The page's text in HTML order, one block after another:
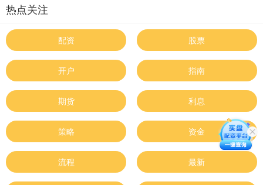
热点关注
配资 股票
开户 指南
期货 利息
策略 资金
流程 最新